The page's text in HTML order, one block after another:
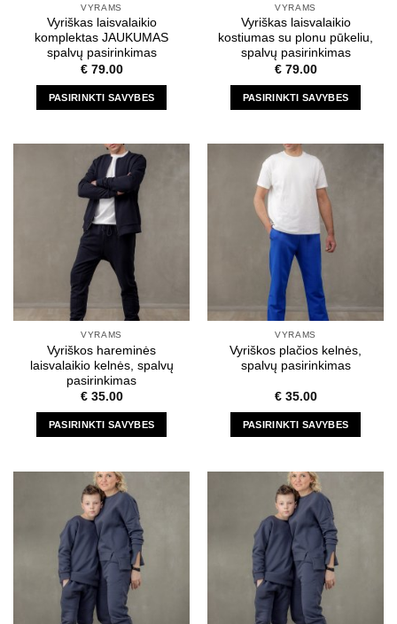
product
page
product
page
VYRAMS
Vyriškas laisvalaikio
komplektas JAUKUMAS
spalvų pasirinkimas
€79.00
PASIRINKTI SAVYBES
has
multiple
variants.
The
options
be
chosen
the
product
page
VYRAMS
Vyriškas laisvalaikio
kostiumas su plonu pūkeliu,
spalvų pasirinkimas
€79.00
PASIRINKTI SAVYBES
has
multiple
variants.
options
may
be
chosen
on
the
product
page
VYRAMS
Vyriškos hareminės
laisvalaikio kelnės, spalvų
pasirinkimas
€35.00
PASIRINKTI SAVYBES
has
multiple
variants.
The
options
may
chosen
VYRAMS
Vyriškos plačios kelnės,
spalvų pasirinkimas
€35.00
PASIRINKTI SAVYBES
has
multiple
variants.
The
options
may
chosen